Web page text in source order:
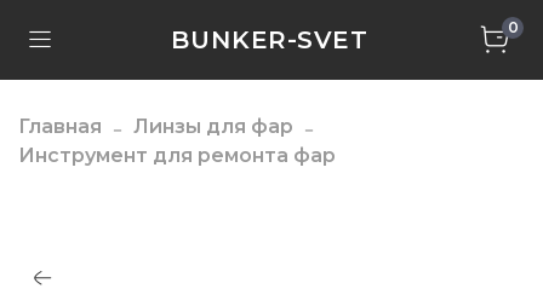
BUNKER-SVET 0
Главная
Линзы для фар
Инструмент для ремонта фар